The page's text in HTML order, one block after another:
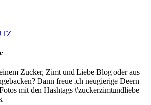
Zucker, Zimt und Liebe Blog oder aus
Dann freue ich neugierige Deern
mit den Hashtags #zuckerzimtundliebe